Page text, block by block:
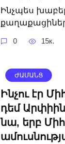
Ինչպես
0 15к.
ԺԱՄԱՆՑ
Ինչու էր
դեմ
նա, երբ